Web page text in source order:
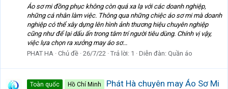
Áo sơ mi đồng phục không còn quá xa lạ với các doanh nghiệp,
những cá nhân làm việc. Thông qua những chiệc áo sơ mi mà doanh
nghiệp có thể xây dựng lên hình ảnh thương hiệu chuyên nghiệp
cũng như để lại dấu ấn trong tâm trí người tiêu dùng. Chính vị vậy,
việc lựa chọn ra xưởng may áo sơ...
PHAT HA Chủ đề 26/7/22 Trả lời: 1 Diễn đàn: Quần áo
Toàn quốc Hồ Chí Minh
Phát Hà chuyên may Áo Sơ Mi